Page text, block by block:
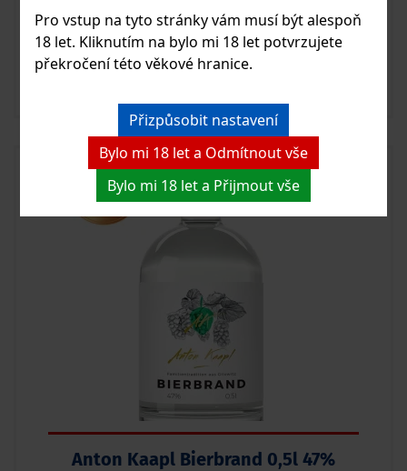
Pro vstup na tyto stránky vám musí být alespoň
18 let. Kliknutím na bylo mi 18 let potvrzujete
překročení této věkové hranice.
Přizpůsobit nastavení
Bylo mi 18 let a Odmítnout vše
Bylo mi 18 let a Přijmout vše
Lžínská pivovice 50 % 0,5 l
Skladem
Vložit do košíku
Anton Kaapl Bierbrand 0,5l 47%